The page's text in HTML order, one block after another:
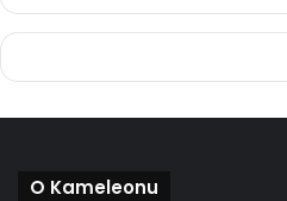
O Kameleonu